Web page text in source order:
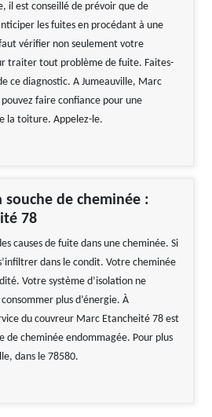
il est conseillé de prévoir que de
les fuites en procédant à une
vérifier non seulement votre
traiter tout problème de fuite. Faites-
ce diagnostic. A Jumeauville, Marc
faire confiance pour une
la toiture. Appelez-le.
souche de cheminée :
78
causes de fuite dans une cheminée. Si
dans le condit. Votre cheminée
Votre système d’isolation ne
plus d’énergie. À
du couvreur Marc Etancheité 78 est
de cheminée endommagée. Pour plus
dans le 78580.